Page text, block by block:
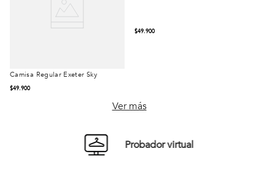
Camisa Regular Exeter Sky
$49.900
Comprar
Ver más
Probador virtual